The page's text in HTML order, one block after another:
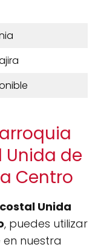
Unida de
Centro
Unida
, puedes utilizar
nuestra